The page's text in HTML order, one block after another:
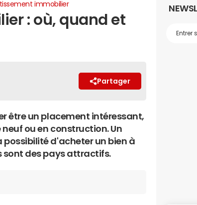
immobilier
: où, quand et
Partager
être un placement intéressant,
ou en construction. Un
d'acheter un bien à
sont des pays attractifs.